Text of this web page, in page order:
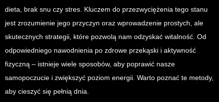
dieta, brak snu czy stres. Kluczem do przezwyciężenia tego stanu
jest zrozumienie jego przyczyn oraz wprowadzenie prostych, ale
skutecznych strategii, które pozwolą nam odzyskać witalność. Od
odpowiedniego nawodnienia po zdrowe przekąski i aktywność
fizyczną – istnieje wiele sposobów, aby poprawić nasze
samopoczucie i zwiększyć poziom energii. Warto poznać te metody,
aby cieszyć się pełnią dnia.